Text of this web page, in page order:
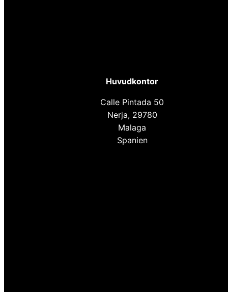
Huvudkontor
Calle Pintada 50
Nerja, 29780
Malaga
Spanien